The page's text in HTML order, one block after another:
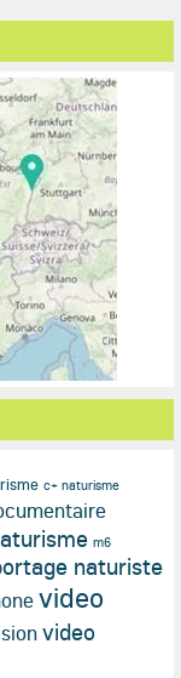
c+ naturisme
m6
naturiste
video
video